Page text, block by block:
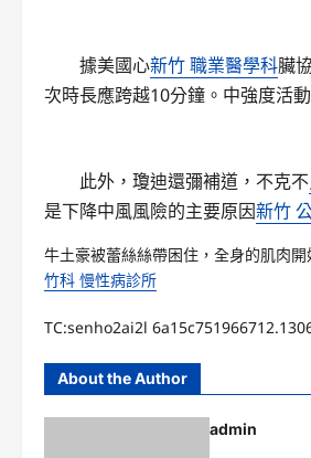
據美國心新竹 職業醫學科臟
次時長應跨越10分鐘。中強度活
此外，瓊迪還彌補道，不克不
是下降中風風險的主要原因新竹
牛土豪被蕾絲絲帶困住，全身的肌肉
竹科 慢性病診所
TC:senho2ai2l
About the Author
admin